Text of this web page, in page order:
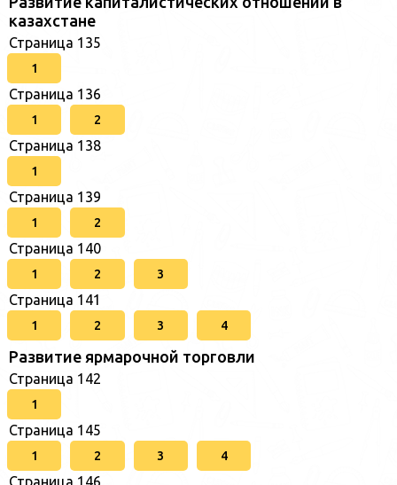
казахстане
Страница 135
1
Страница 136
1 2
Страница 138
1
Страница 139
1 2
Страница 140
1 2 3
Страница 141
1 2 3 4
Развитие ярмарочной торговли
Страница 142
1
Страница 145
1 2 3 4
Страница 146